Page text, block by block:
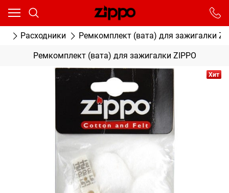
Расходники Ремкомплект (вата) для зажигалки
Ремкомплект (вата) для зажигалки ZIPPO
Хит
Ваш город - Москва,
От выбранного города зависят сроки доставки